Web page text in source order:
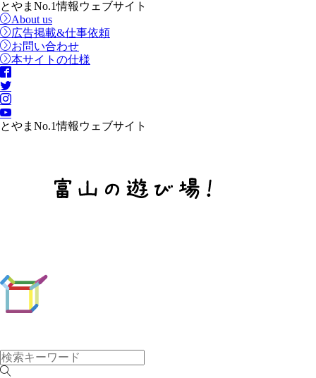
とやまNo.1情報ウェブサイト
About us
広告掲載&仕事依頼
お問い合わせ
本サイトの仕様
とやまNo.1情報ウェブサイト